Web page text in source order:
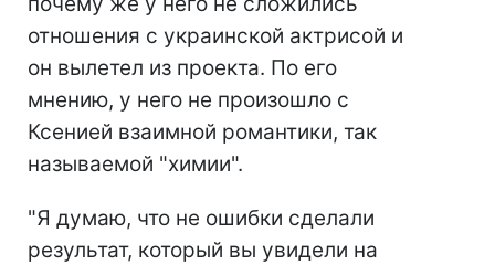
отношения с украинской актрисой и
он вылетел из проекта. По его
мнению, у него не произошло с
Ксенией взаимной романтики, так
называемой "химии".
"Я думаю, что не ошибки сделали
результат, который вы увидели на